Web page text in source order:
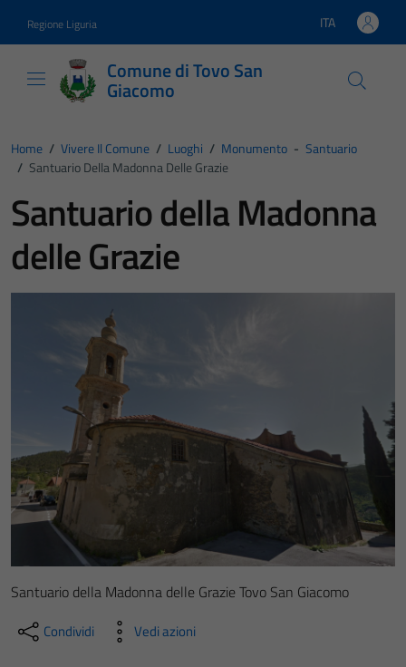
Regione Liguria Lingua attiva:
ITA
Comune di Tovo San
Giacomo
Home / Vivere Il Comune / Luoghi / Monumento - Santuario
/ Santuario Della Madonna Delle Grazie
Santuario della Madonna
delle Grazie
Santuario della Madonna delle Grazie Tovo San Giacomo
Condividi Vedi azioni